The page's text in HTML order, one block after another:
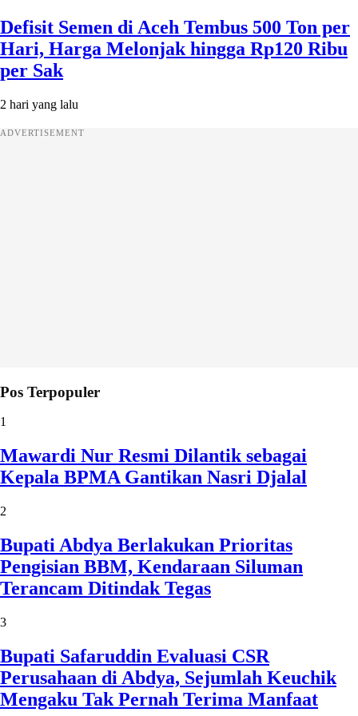
Defisit Semen di Aceh Tembus 500 Ton per
Hari, Harga Melonjak hingga Rp120 Ribu
per Sak
2 hari yang lalu
ADVERTISEMENT
Pos Terpopuler
1
Mawardi Nur Resmi Dilantik sebagai
Kepala BPMA Gantikan Nasri Djalal
2
Bupati Abdya Berlakukan Prioritas
Pengisian BBM, Kendaraan Siluman
Terancam Ditindak Tegas
3
Bupati Safaruddin Evaluasi CSR
Perusahaan di Abdya, Sejumlah Keuchik
Mengaku Tak Pernah Terima Manfaat